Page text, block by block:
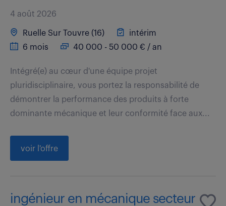
4 août 2026
Ruelle Sur Touvre (16)
intérim
6 mois
40 000 - 50 000 € / an
Intégré(e) au cœur d'une équipe projet
pluridisciplinaire, vous portez la responsabilité de
démontrer la performance des produits à forte
dominante mécanique et leur conformité face aux...
voir l'offre
ingénieur en mécanique secteur